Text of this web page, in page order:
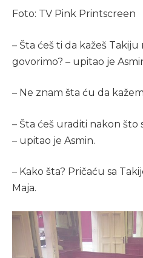
Foto: TV Pink Printscreen
– Šta ćeš ti da kažeš Takiju
govorimo? – upitao je
– Ne znam šta ću da
– Šta ćeš uraditi nakon što
– upitao je Asmin.
– Kako šta? Pričaću sa
Maja.